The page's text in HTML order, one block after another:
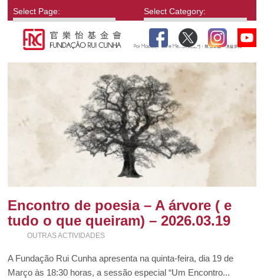
Select Page: Select Category:
Encontro de poesia – A árvore ( e
tudo o que queiram) – 2026.03.19
OUTRAS ACTIVIDADES
A Fundação Rui Cunha apresenta na quinta-feira, dia 19 de
Março às 18:30 horas, a sessão especial “Um Encontro...